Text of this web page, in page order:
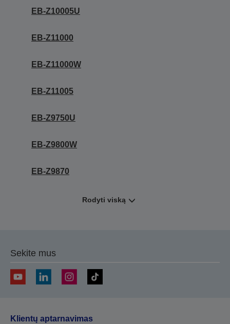
EB-Z10005U
EB-Z11000
EB-Z11000W
EB-Z11005
EB-Z9750U
EB-Z9800W
EB-Z9870
Rodyti viską
Sekite mus
Klientų aptarnavimas